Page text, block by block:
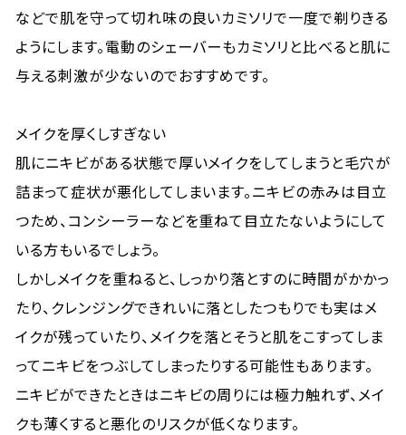
などで肌を守って切れ味の良いカミソリで一度で剃りきる
ようにします。電動のシェーバーもカミソリと比べると肌に
与える刺激が少ないのでおすすめです。
メイクを厚くしすぎない
肌にニキビがある状態で厚いメイクをしてしまうと毛穴が
詰まって症状が悪化してしまいます。ニキビの赤みは目立
つため、コンシーラーなどを重ねて目立たないようにして
いる方もいるでしょう。
しかしメイクを重ねると、しっかり落とすのに時間がかかっ
たり、クレンジングできれいに落としたつもりでも実はメ
イクが残っていたり、メイクを落とそうと肌をこすってしま
ってニキビをつぶしてしまったりする可能性もあります。
ニキビができたときはニキビの周りには極力触れず、メイ
クも薄くすると悪化のリスクが低くなります。